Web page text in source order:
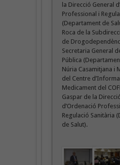
la Direcció General
Professional i
(Departament de
Roca de la
de
Secretaria General
Pública
Núria Casamitjana i
del Centre
Medicament del
Gaspar de la
d’Ordenació
Regulació Sanitària
de Salut).